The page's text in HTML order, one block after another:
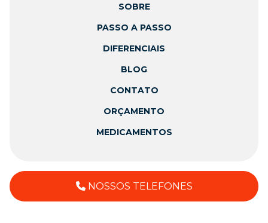
SOBRE
PASSO A PASSO
DIFERENCIAIS
BLOG
CONTATO
ORÇAMENTO
MEDICAMENTOS
NOSSOS TELEFONES